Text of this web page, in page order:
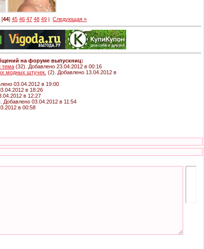
[44] 45 46 47 48 49 | Следующая »
на форуме выпускниц:
(32). Добавлено 23.04.2012 в 00:16
модных штучек. (2). Добавлено 13.04.2012 в
03.04.2012 в 19:00
в 18:26
в 12:27
Добавлено 03.04.2012 в 11:54
в 00:58